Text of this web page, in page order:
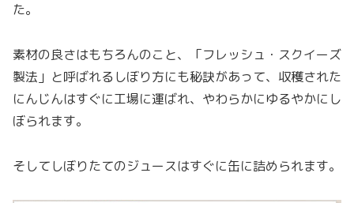
た。
素材の良さはもちろんのこと、「フレッシュ・スクイーズ
製法」と呼ばれるしぼり方にも秘訣があって、収穫された
にんじんはすぐに工場に運ばれ、やわらかにゆるやかにし
ぼられます。
そしてしぼりたてのジュースはすぐに缶に詰められます。